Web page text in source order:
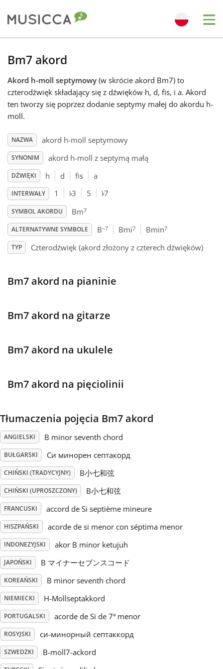
Български
Deutsch
English
Español
Português
Русский
Svenska
Tiếng Việt
Türkçe
Українська
简体中文
繁體中文
Bm7 akord
Akord h-moll septymowy (w skrócie akord Bm7) to
czterodźwięk składający się z dźwięków h, d, fis, i a. Akord
ten tworzy się poprzez dodanie septymy małej do akordu h-
moll.
NAZWA akord h-moll septymowy
SYNONIM akord h-moll z septymą małą
DŹWIĘKI h d fis a
INTERWAŁY 1 ♭3 5 ♭7
SYMBOL AKORDU Bm7
ALTERNATYWNE SYMBOLE B–7 Bmi7 Bmin7
TYP Czterodźwięk (akord złożony z czterech dźwięków)
Bm7 akord na pianinie
Bm7 akord na gitarze
Bm7 akord na ukulele
Bm7 akord na pięciolinii
Tłumaczenia pojęcia Bm7 akord
ANGIELSKI B minor seventh chord
BUŁGARSKI Си минорен септакорд
CHIŃSKI (TRADYCYJNY) B小七和弦
CHIŃSKI (UPROSZCZONY) B小七和弦
FRANCUSKI accord de Si septième mineure
HISZPAŃSKI acorde de si menor con séptima menor
INDONEZYJSKI akor B minor ketujuh
JAPOŃSKI B マイナーセブンスコード
KOREAŃSKI B minor seventh chord
NIEMIECKI H-Mollseptakkord
PORTUGALSKI acorde de Si de 7ª menor
ROSYJSKI си-минорный септаккорд
SZWEDZKI B-moll7-ackord